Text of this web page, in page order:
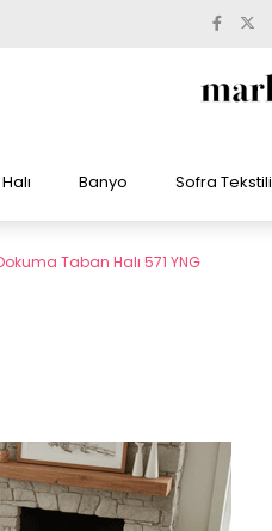
Halı Banyo Sofra Tekstili
Taban Halı 571 YNG